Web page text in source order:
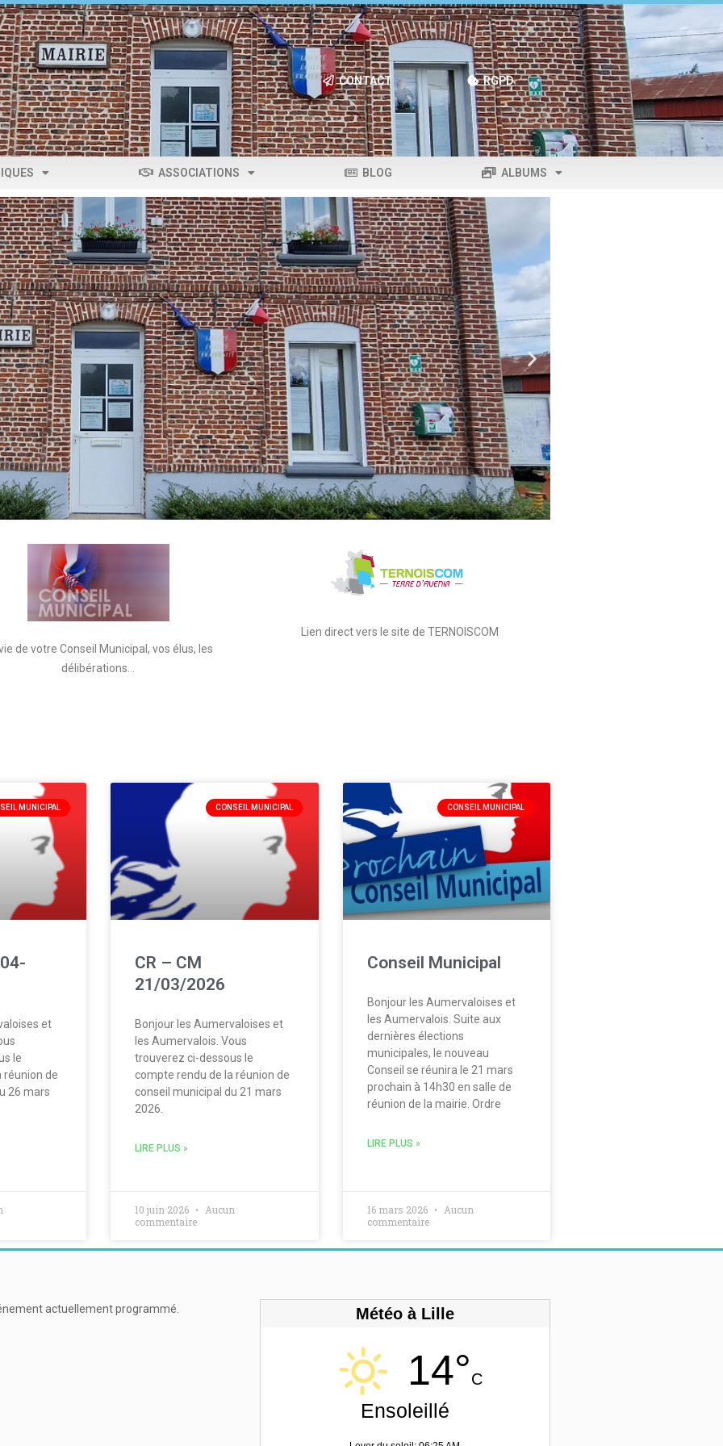
CONTACT RGPD
ASSOCIATIONS BLOG ALBUMS
de votre Conseil Municipal, vos élus, les
délibérations…
Lien direct vers le site de TERNOISCOM
MUNICIPAL
et
le
réunion de
26 mars
CONSEIL MUNICIPAL
CR – CM
21/03/2026
Bonjour les Aumervaloises et
les Aumervalois. Vous
trouverez ci-dessous le
compte rendu de la réunion de
conseil municipal du 21 mars
2026.
LIRE PLUS »
10 juin 2026
Aucun
commentaire
CONSEIL MUNICIPAL
Conseil Municipal
Bonjour les Aumervaloises et
les Aumervalois. Suite aux
dernières élections
municipales, le nouveau
Conseil se réunira le 21 mars
prochain à 14h30 en salle de
réunion de la mairie. Ordre
LIRE PLUS »
16 mars 2026
Aucun
commentaire
actuellement programmé. Météo à Lille
14°C
Ensoleillé